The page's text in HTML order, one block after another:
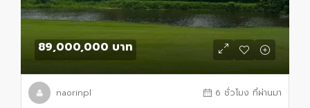
89,000,000 บาท
naorinpl 6 ชั่วโมง ที่ผ่านมา